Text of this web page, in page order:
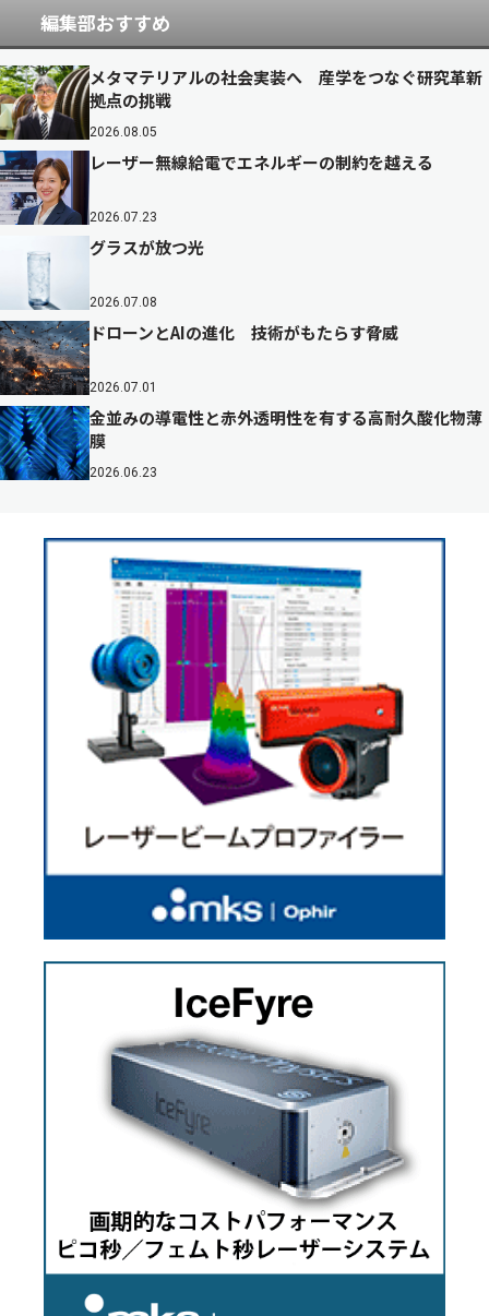
編集部おすすめ
メタマテリアルの社会実装へ 産学をつなぐ研究革新
拠点の挑戦
2026.08.05
レーザー無線給電でエネルギーの制約を越える
2026.07.23
グラスが放つ光
2026.07.08
ドローンとAIの進化 技術がもたらす脅威
2026.07.01
金並みの導電性と赤外透明性を有する高耐久酸化物薄
膜
2026.06.23